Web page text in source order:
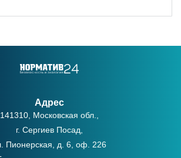
Адрес
141310, Московская обл.,
г. Сергиев Посад,
Пионерская, д. 6, оф. 226